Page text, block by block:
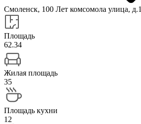
Смоленск, 100 Лет комсомола улица, д.1
Площадь
62.34
Жилая площадь
35
Площадь кухни
12